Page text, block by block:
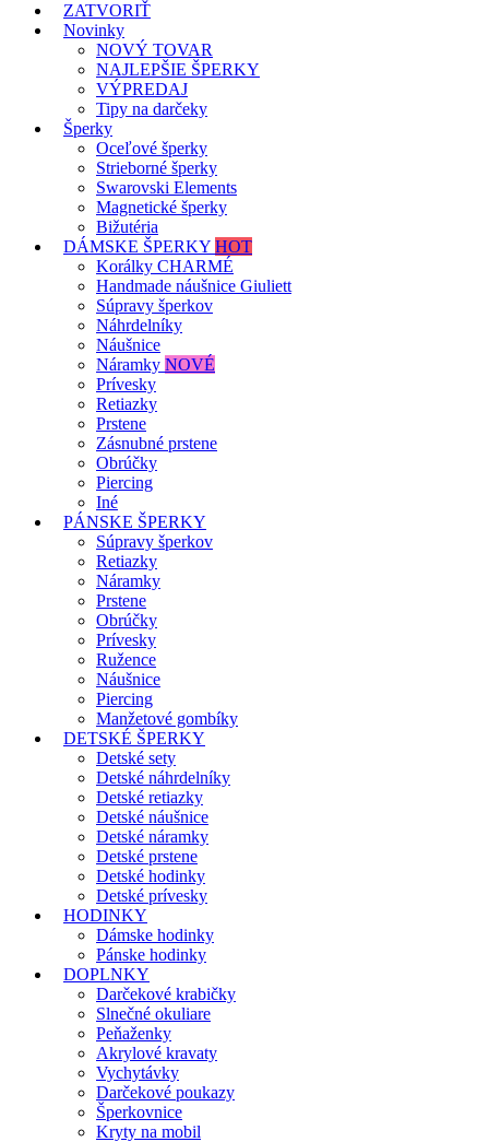
ZATVORIŤ
Novinky
NOVÝ TOVAR
NAJLEPŠIE ŠPERKY
VÝPREDAJ
Tipy na darčeky
Šperky
Oceľové šperky
Strieborné šperky
Swarovski Elements
Magnetické šperky
Bižutéria
DÁMSKE ŠPERKY HOT
Korálky CHARMÉ
Handmade náušnice Giuliett
Súpravy šperkov
Náhrdelníky
Náušnice
Náramky NOVÉ
Prívesky
Retiazky
Prstene
Zásnubné prstene
Obrúčky
Piercing
Iné
PÁNSKE ŠPERKY
Súpravy šperkov
Retiazky
Náramky
Prstene
Obrúčky
Prívesky
Ružence
Náušnice
Piercing
Manžetové gombíky
DETSKÉ ŠPERKY
Detské sety
Detské náhrdelníky
Detské retiazky
Detské náušnice
Detské náramky
Detské prstene
Detské hodinky
Detské prívesky
HODINKY
Dámske hodinky
Pánske hodinky
DOPLNKY
Darčekové krabičky
Slnečné okuliare
Peňaženky
Akrylové kravaty
Vychytávky
Darčekové poukazy
Šperkovnice
Kryty na mobil